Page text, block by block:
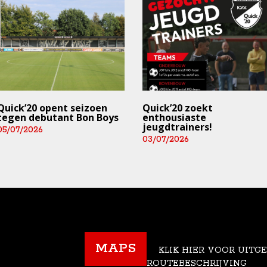
opent seizoen
debutant Bon Boys
07/2026
Quick’20 zoekt
enthousiaste
jeugdtrainers!
03/07/2026
MAPS
KLIK HIER VOOR
ROUTEBESCHRIJVING